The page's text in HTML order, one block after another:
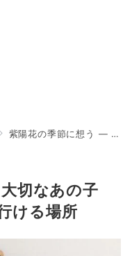
紫陽花の季節に想う ― 大切なあの子に、これからも会いに行ける場所
切なあの子
ける場所